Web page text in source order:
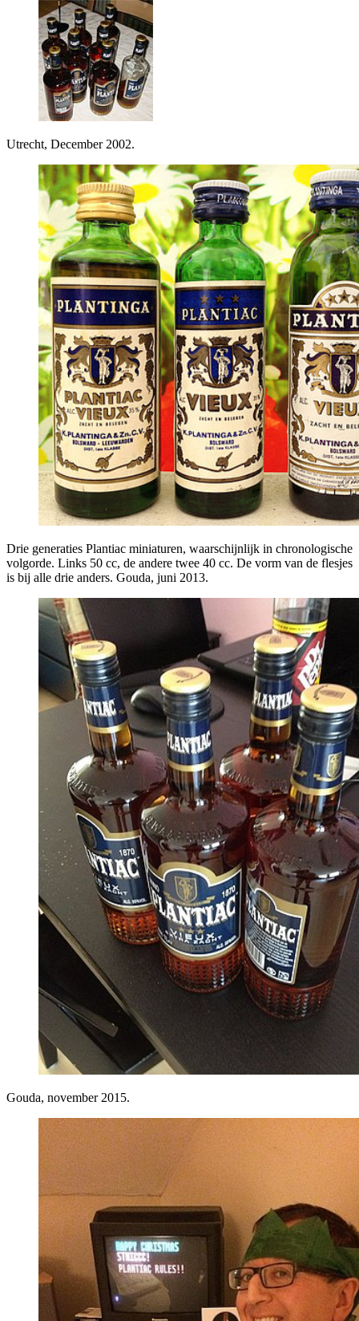
Utrecht, December 2002.
Drie generaties Plantiac miniaturen, waarschijnlijk in chronologische
volgorde. Links 50 cc, de andere twee 40 cc. De vorm van de flesjes
is bij alle drie anders. Gouda, juni 2013.
Gouda, november 2015.